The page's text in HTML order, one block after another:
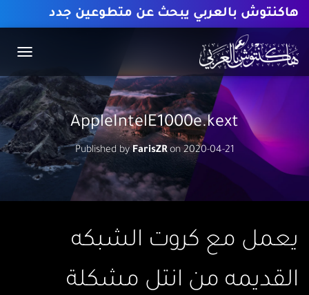
هاكنتوش بالعربي يبحث عن متطوعين جدد
O
G
G
L
E
N
A
AppleIntelE1000e.kext
Published byFarisZRon2020-04-21
يعمل مع كروت الشبكه
القديمه من انتل مشكلة